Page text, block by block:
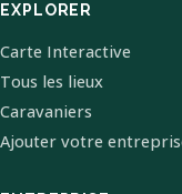
EXPLORER
Carte Interactive
Tous les lieux
Caravaniers
Ajouter votre